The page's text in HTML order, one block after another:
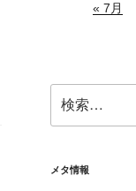
« 7月
索:
メタ情報